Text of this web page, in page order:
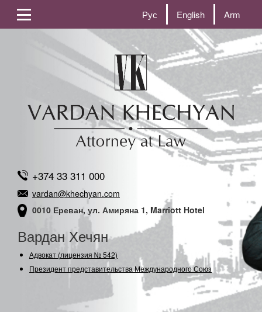
Рус English Arm
+374 33 311 000
vardan@khechyan.com
0010 Ереван, ул. Амиряна 1, Marriott Hotel
Вардан Хечян
Адвокат (лицензия № 542)
Президент представительства Международного Союза (Содру